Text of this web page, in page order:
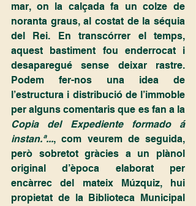
mar, on la calçada fa un colze de
noranta graus, al costat de la séquia
del Rei. En transcórrer el temps,
aquest bastiment fou enderrocat i
desaparegué sense deixar rastre.
Podem fer-nos una idea de
l’estructura i distribució de l’immoble
Copia del Expediente formado á
instan.ª..., com veurem de seguida,
però sobretot gràcies a un plànol
original d’època elaborat per
encàrrec del mateix Múzquiz, hui
propietat de la Biblioteca Municipal